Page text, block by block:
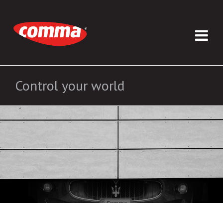
Control your world